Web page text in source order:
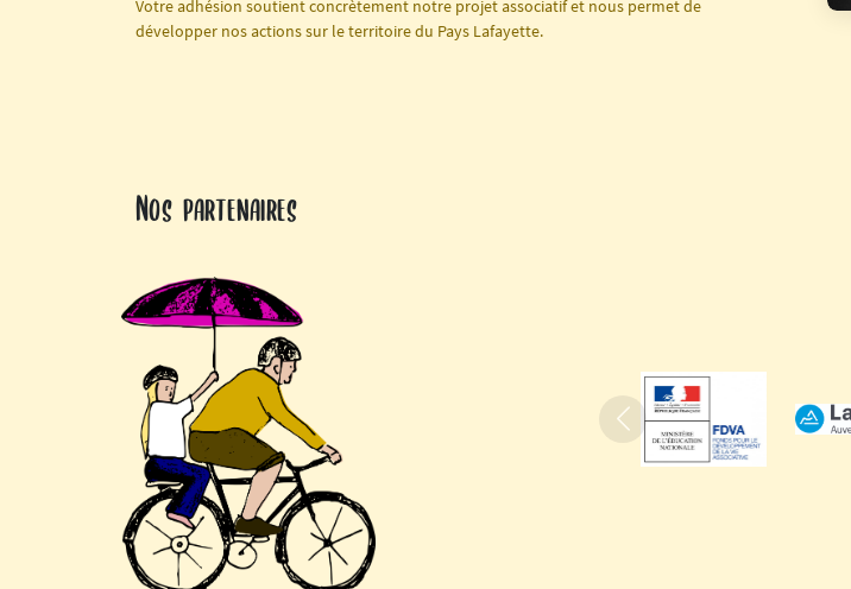
Votre adhésion soutient concrètement notre projet associatif et nous permet de
développer nos actions sur le territoire du Pays Lafayette.
Nos partenaires
Précédent